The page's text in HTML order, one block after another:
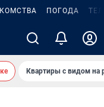
ПОГОДА
Квартиры с видом на